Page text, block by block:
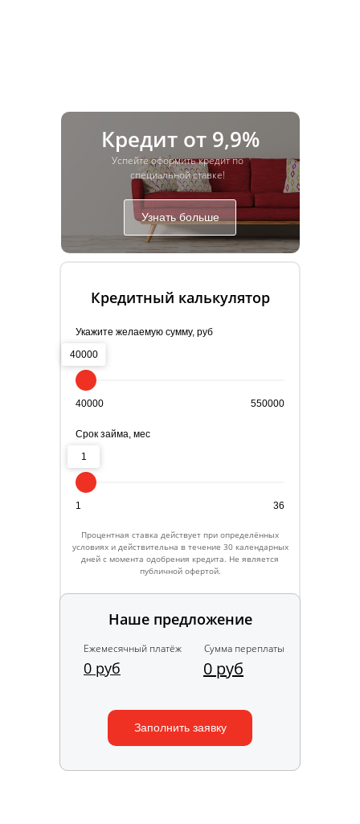
Укажите желаемую сумму, руб
40000
40000 550000
Срок займа, мес
1
1 36
Кредит от 9,9%
Успейте оформить кредит по
специальной ставке!
Узнать больше
Кредитный калькулятор
Процентная ставка действует при определённых
условиях и действительна в течение 30 календарных
дней с момента одобрения кредита. Не является
публичной офертой.
Наше предложение
Ежемесячный платёж
0 руб
Сумма переплаты
0 руб
Заполнить заявку